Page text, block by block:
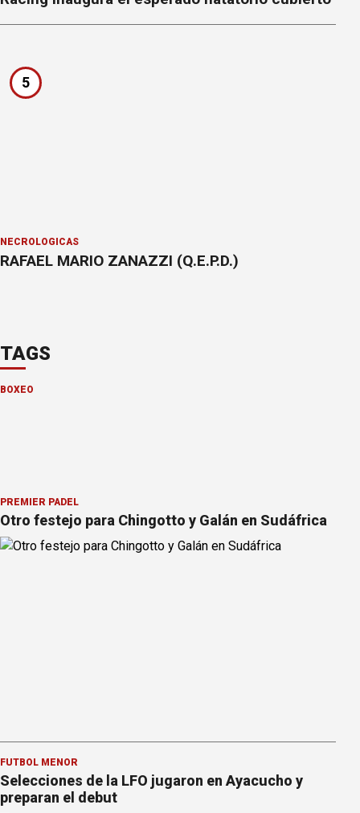
5
NECROLÓGICAS
RAFAEL MARIO ZANAZZI (Q.E.P.D.)
TAGS
BOXEO
PREMIER PÁDEL
Otro festejo para Chingotto y Galán en Sudáfrica
FÚTBOL MENOR
Selecciones de la LFO jugaron en Ayacucho y
preparan el debut